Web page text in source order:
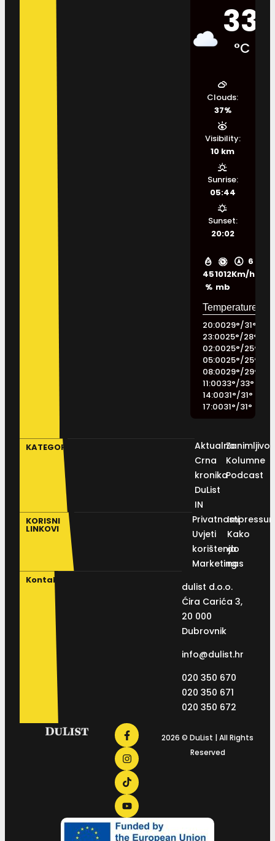
33
°C
45
%
1012
mb
6
Km/h
Clouds:
37%
Visibility:
10 km
Sunrise:
05:44
Sunset:
20:02
20:0029°/31°
23:0025°/28°
02:0025°/25°
05:0025°/25°
08:0029°/29°
11:0033°/33°
14:0031°/31°
17:0031°/31°
KATEGORIJE
Aktualno
Crna
kronika
DuList
IN
Kolumne
Podcast
KORISNI
LINKOVI
Privatnosti
Uvjeti
korištenja
Marketing
Kako
do
nas
Kontakt
dulist d.o.o.
Ćira Carića 3,
20 000
Dubrovnik
info@dulist.hr
020 350 670
020 350 671
020 350 672
2026 © DuList | All Rights
Reserved